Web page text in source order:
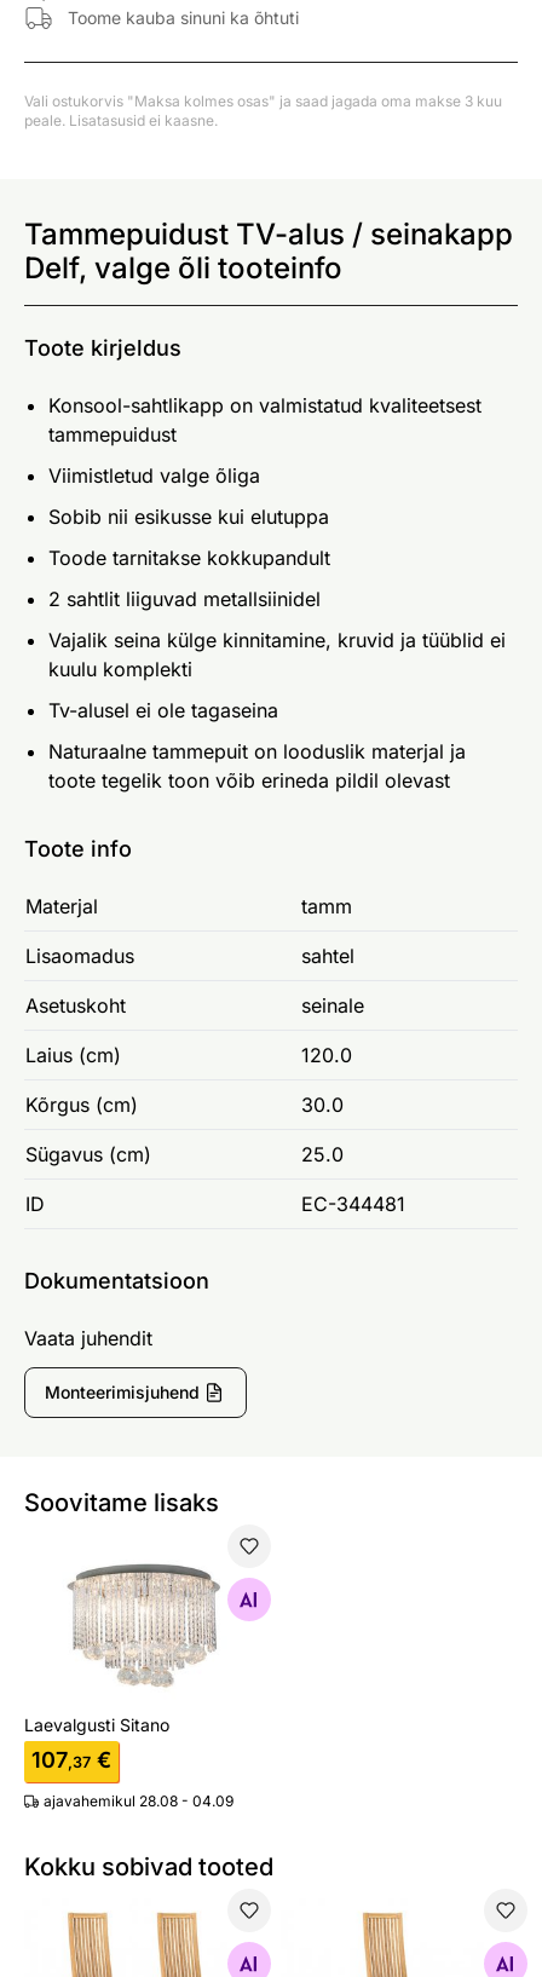
Toome kauba sinuni ka õhtuti
Vali ostukorvis "Maksa kolmes osas" ja saad jagada oma makse 3 kuu
peale. Lisatasusid ei kaasne.
Tammepuidust TV-alus / seinakapp
Delf, valge õli tooteinfo
Toote kirjeldus
Konsool-sahtlikapp on valmistatud kvaliteetsest
tammepuidust
Viimistletud valge õliga
Sobib nii esikusse kui elutuppa
Toode tarnitakse kokkupandult
2 sahtlit liiguvad metallsiinidel
Vajalik seina külge kinnitamine, kruvid ja tüüblid ei
kuulu komplekti
Tv-alusel ei ole tagaseina
Naturaalne tammepuit on looduslik materjal ja
toote tegelik toon võib erineda pildil olevast
Toote info
Materjal tamm
Lisaomadus sahtel
Asetuskoht seinale
Laius (cm) 120.0
Kõrgus (cm) 30.0
Sügavus (cm) 25.0
ID EC-344481
Dokumentatsioon
Vaata juhendit
Monteerimisjuhend
Soovitame lisaks
Laevalgusti Sitano
Otsi sarnaseid
Laevalgusti Sitano
107,37 €
ajavahemikul 28.08 - 04.09
Kokku sobivad tooted
Tammepuidust toolid Sandra, 2 tk
Otsi sarnaseid
Tammepuidust tool Sandra
Otsi sarnaseid